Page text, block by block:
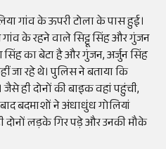
गांव के ऊपरी टोला के पास हुई।
के रहने वाले सिट्टू सिंह और गुंजन
का बेटा है और गुंजन, अर्जुन सिंह
जा रहे थे। पुलिस ने बताया कि
ही दोनों की बाइक वहां पहुंची,
बदमाशों ने अंधाधुंध गोलियां
दोनों लड़के गिर पड़े और उनकी मौके